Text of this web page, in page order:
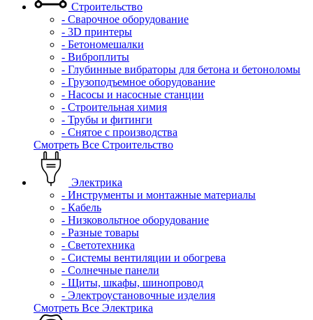
Строительство
- Сварочное оборудование
- 3D принтеры
- Бетономешалки
- Виброплиты
- Глубинные вибраторы для бетона и бетоноломы
- Грузоподъемное оборудование
- Насосы и насосные станции
- Строительная химия
- Трубы и фитинги
- Снятое с производства
Смотреть Все Строительство
Электрика
- Инструменты и монтажные материалы
- Кабель
- Низковольтное оборудование
- Разные товары
- Светотехника
- Системы вентиляции и обогрева
- Солнечные панели
- Щиты, шкафы, шинопровод
- Электроустановочные изделия
Смотреть Все Электрика